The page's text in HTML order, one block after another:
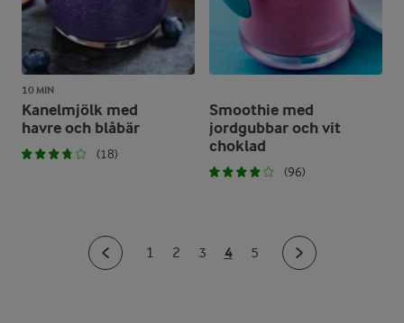
10 MIN
Kanelmjölk med
havre och blåbär
(18)
Smoothie med
jordgubbar och vit
choklad
(96)
1 2 3 4 5